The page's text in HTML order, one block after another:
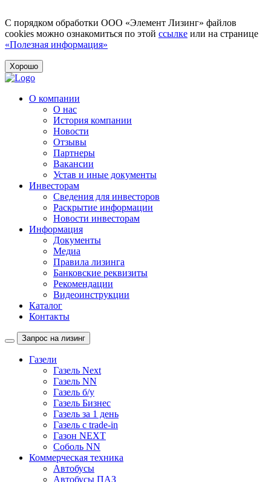
С порядком обработки ООО «Элемент Лизинг» файлов
cookies можно ознакомиться по этой ссылке или на странице
«Полезная информация»
Хорошо
О компании
О нас
История компании
Новости
Отзывы
Партнеры
Вакансии
Устав и иные документы
Инвесторам
Сведения для инвесторов
Раскрытие информации
Новости инвесторам
Информация
Документы
Медиа
Правила лизинга
Банковские реквизиты
Рекомендации
Видеоинструкции
Каталог
Контакты
Запрос на лизинг
Газели
Газель Next
Газель NN
Газель б/у
Газель Бизнес
Газель за 1 день
Газель с trade-in
Газон NEXT
Соболь NN
Коммерческая техника
Автобусы
Автобусы ПАЗ